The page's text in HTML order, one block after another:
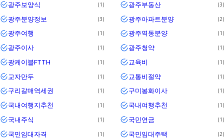
광주보양식 1 광주부동산 3
광주분양정보 3 광주아파트분양 2
광주여행 1 광주역동분양 1
광주이사 1 광주청약 1
광케이블FTTH 1 교육비 1
교자만두 1 교통비절약 1
구리갈매역세권 1 구미봉화이사 1
국내여행지추천 1 국내여행추천 1
국내주식 1 국민연금 1
국민임대자격 1 국민임대주택 2